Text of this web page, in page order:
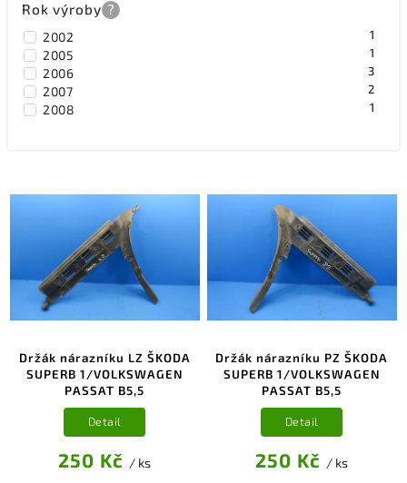
Rok výroby ?
2002 1
2005 1
2006 3
2007 2
2008 1
Držák nárazníku LZ ŠKODA
SUPERB 1/VOLKSWAGEN
PASSAT B5,5
250 Kč / ks
Detail
Držák nárazníku PZ ŠKODA
SUPERB 1/VOLKSWAGEN
PASSAT B5,5
250 Kč / ks
Detail